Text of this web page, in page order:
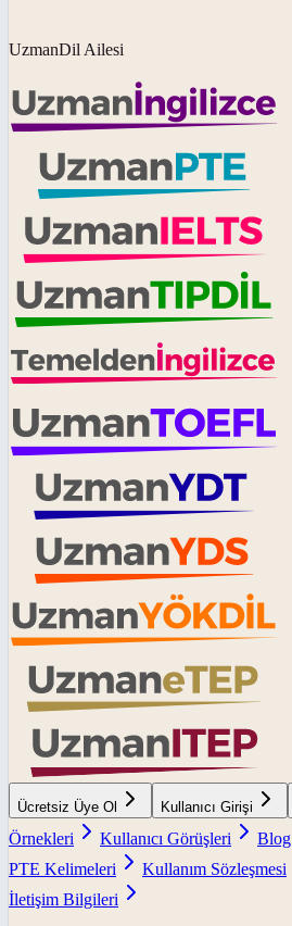
UzmanDil Ailesi
Ücretsiz Üye Ol Kullanıcı Girişi
Örnekleri
Kullanıcı Görüşleri Blog
PTE Kelimeleri
Kullanım Sözleşmesi
İletişim Bilgileri